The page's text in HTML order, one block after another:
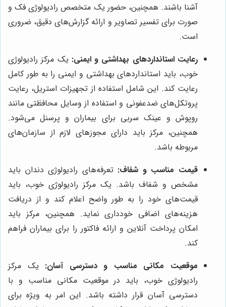
آشنا باشند. همچنین، حضور یک متخصص رادیولوژی فک و
صورت برای تفسیر تصاویر و ارائه گزارش‌های دقیق، ضروری
است.
رعایت استانداردهای بهداشتی و ایمنی: یک مرکز رادیولوژی
خوب، باید استانداردهای بهداشتی و ایمنی را به طور کامل
رعایت کند. این شامل استفاده از تجهیزات استریل، رعایت
پروتکل‌های ضدعفونی و استفاده از وسایل محافظتی مانند
روپوش و عینک سربی برای بیماران و پرسنل می‌شود.
همچنین، مرکز باید دارای مجوزهای لازم از سازمان‌های
مربوطه باشد.
قیمت مناسب و شفاف: تعرفه‌های رادیولوژی دندان باید
مشخص و شفاف باشد. یک مرکز رادیولوژی خوب، باید
قیمت‌های خود را به طور واضح اعلام کند و از دریافت
هزینه‌های اضافی خودداری نماید. همچنین، مرکز باید
امکان پرداخت آنلاین و ارائه فاکتور را برای بیماران فراهم
کند.
موقعیت مکانی مناسب و دسترسی آسان: یک مرکز
رادیولوژی خوب، باید در موقعیت مکانی مناسب و با
دسترسی آسان قرار داشته باشد. این امر به ویژه برای